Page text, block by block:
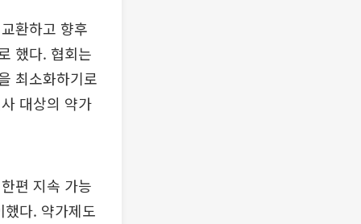
환하고 향후
했다. 협회는
최소화하기로
대상의 약가
편 지속 가능
다. 약가제도